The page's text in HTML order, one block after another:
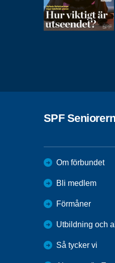
SPF
Om förbundet
Bli medlem
Förmåner
Utbildning och
Så tycker vi